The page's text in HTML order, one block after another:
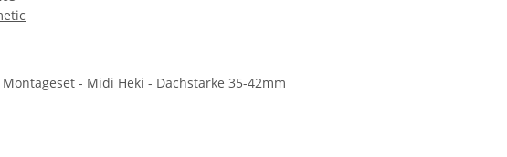
- Midi Heki - Dachstärke 35-42mm